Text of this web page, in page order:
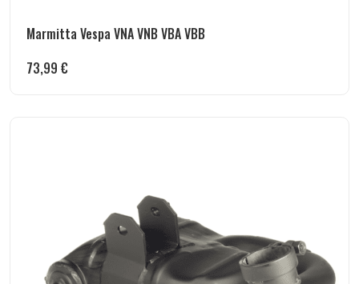
Marmitta Vespa VNA VNB VBA VBB
73,99 €